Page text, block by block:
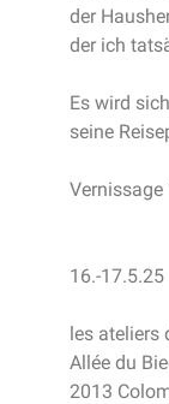
der
der ich
Es wird
seine
16.-
les ateliers
Allée du
2013